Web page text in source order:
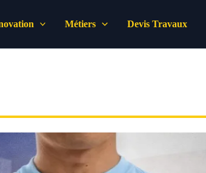
Métiers Devis Travaux